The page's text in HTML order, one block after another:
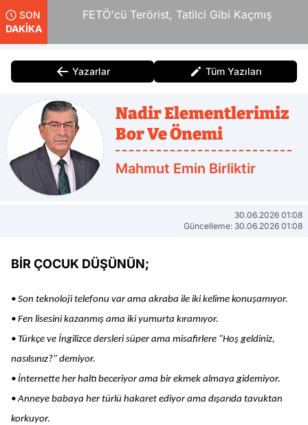
SON
DAKİKA
FETÖ'cü Terörist, Tatilci Gibi Kaçmış
Yazarlar Tüm Yazıları
Nadir Elementlerimiz
Bor Ve Önemi
Mahmut Emin Birliktir
30.06.2026 01:08
Güncelleme: 30.06.2026 01:08
BİR ÇOCUK DÜŞÜNÜN;
• Son teknoloji telefonu var ama akraba ile iki kelime konuşamıyor.
• Fen lisesini kazanmış ama iki yumurta kıramıyor.
• Türkçe ve İngilizce dersleri süper ama misafirlere "Hoş geldiniz,
nasılsınız?" demiyor.
• İnternette her haltı beceriyor ama bir ekmek almaya gidemiyor.
• Anneye babaya her türlü hakaret ediyor ama dışarıda tavuktan
korkuyor.